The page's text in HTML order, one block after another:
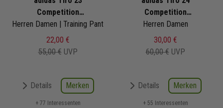
Competition
Trainingshose
Herren Damen | Training Pant
22,00 €
55,00 € UVP
Details Merken
+ 77 Interessenten
Competition
Trainingshose
Herren Damen
30,00 €
60,00 € UVP
Details Merken
+ 55 Interessenten